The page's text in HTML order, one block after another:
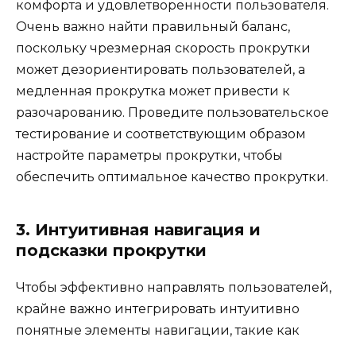
комфорта и удовлетворенности пользователя.
Очень важно найти правильный баланс,
поскольку чрезмерная скорость прокрутки
может дезориентировать пользователей, а
медленная прокрутка может привести к
разочарованию. Проведите пользовательское
тестирование и соответствующим образом
настройте параметры прокрутки, чтобы
обеспечить оптимальное качество прокрутки.
3. Интуитивная навигация и
подсказки прокрутки
Чтобы эффективно направлять пользователей,
крайне важно интегрировать интуитивно
понятные элементы навигации, такие как